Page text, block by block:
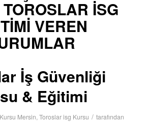
TOROSLAR ISG
VEREN
İş Güvenliği
& Eğitimi
Mersin, Toroslar isg Kursu / tarafından